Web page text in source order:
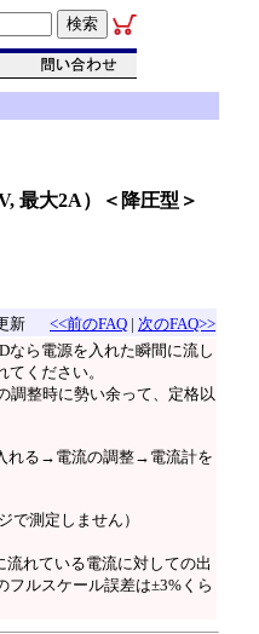
最大2A）＜降圧型＞
新 <<前のFAQ | 次のFAQ>>
なら電源を入れた瞬間に流し
ください。
調整時に勢い余って、定格以
れる→電流の調整→電流計を
で測定しません）
れている電流に対しての出
フルスケール誤差は±3%くら